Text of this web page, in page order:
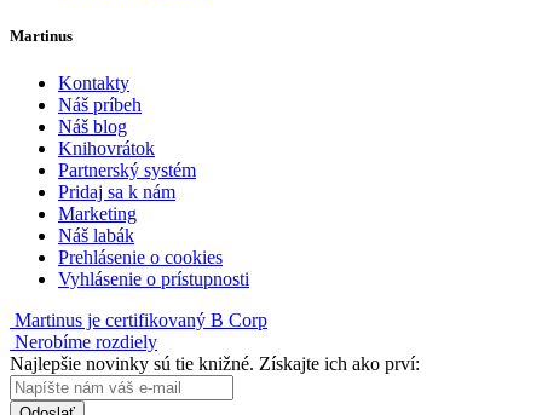
Martinus
Kontakty
Náš príbeh
Náš blog
Knihovrátok
Partnerský systém
Pridaj sa k nám
Marketing
Náš labák
Prehlásenie o cookies
Vyhlásenie o prístupnosti
Martinus je certifikovaný B Corp
Nerobíme rozdiely
Najlepšie novinky sú tie knižné. Získajte ich ako prví: